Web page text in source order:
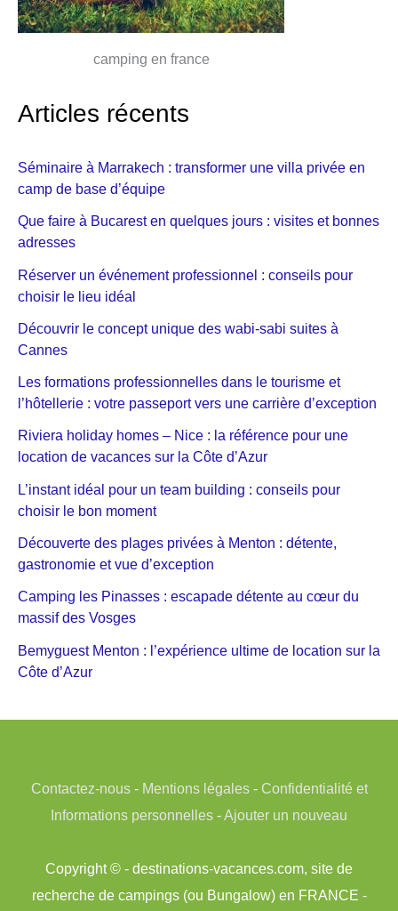
camping en france
Articles récents
Séminaire à Marrakech : transformer une villa privée en
camp de base d’équipe
Que faire à Bucarest en quelques jours : visites et bonnes
adresses
Réserver un événement professionnel : conseils pour
choisir le lieu idéal
Découvrir le concept unique des wabi-sabi suites à
Cannes
Les formations professionnelles dans le tourisme et
l’hôtellerie : votre passeport vers une carrière d’exception
Riviera holiday homes – Nice : la référence pour une
location de vacances sur la Côte d’Azur
L’instant idéal pour un team building : conseils pour
choisir le bon moment
Découverte des plages privées à Menton : détente,
gastronomie et vue d’exception
Camping les Pinasses : escapade détente au cœur du
massif des Vosges
Bemyguest Menton : l’expérience ultime de location sur la
Côte d’Azur
Contactez-nous- Mentions légales- Confidentialité et
Informations personnelles -Ajouter un nouveau
Copyright © - destinations-vacances.com, site de
recherche de campings (ou Bungalow) en FRANCE -